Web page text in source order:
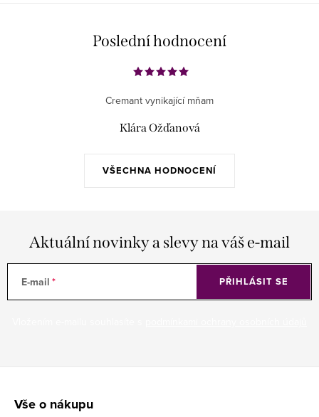
Poslední hodnocení
VŠECHNA HODNOCENÍ
Cremant vynikající mňam
Klára Ožďanová
Aktuální novinky a slevy na váš e-mail
E-mail PŘIHLÁSIT SE
Vše o nákupu